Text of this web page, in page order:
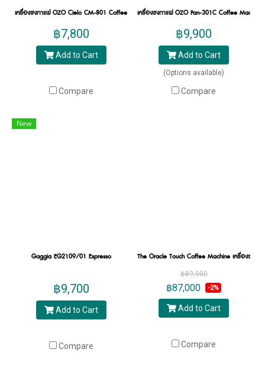
เครื่องชงกาแฟ OZO Cielo CM-801 Coffee machine
฿7,800
Add to Cart
Compare
เครื่องชงกาแฟ OZO Pan-301C Coffee Machine
฿9,900
Add to Cart
(Options available)
Compare
New
Gaggia EG2109/01 Espresso
฿9,700
Add to Cart
Compare
The Oracle Touch Coffee Machine เครื่องชงกาแ
฿89,000
฿87,000 -2%
Add to Cart
Compare